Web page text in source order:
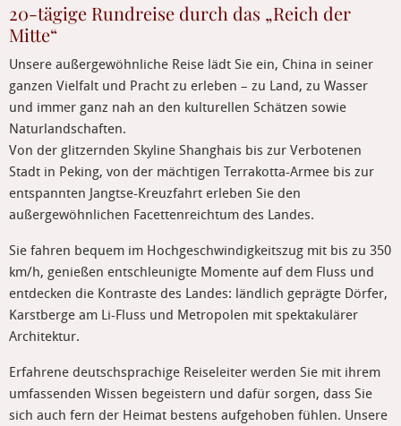
20-tägige Rundreise durch das „Reich der
Mitte“
Unsere außergewöhnliche Reise lädt Sie ein, China in seiner
ganzen Vielfalt und Pracht zu erleben – zu Land, zu Wasser
und immer ganz nah an den kulturellen Schätzen sowie
Naturlandschaften.
Von der glitzernden Skyline Shanghais bis zur Verbotenen
Stadt in Peking, von der mächtigen Terrakotta-Armee bis zur
entspannten Jangtse-Kreuzfahrt erleben Sie den
außergewöhnlichen Facettenreichtum des Landes.
Sie fahren bequem im Hochgeschwindigkeitszug mit bis zu 350
km/h, genießen entschleunigte Momente auf dem Fluss und
entdecken die Kontraste des Landes: ländlich geprägte Dörfer,
Karstberge am Li-Fluss und Metropolen mit spektakulärer
Architektur.
Erfahrene deutschsprachige Reiseleiter werden Sie mit ihrem
umfassenden Wissen begeistern und dafür sorgen, dass Sie
sich auch fern der Heimat bestens aufgehoben fühlen. Unsere